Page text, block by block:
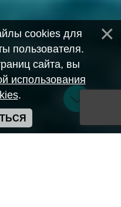
cookies для
пользователя.
сайта, вы
использования
.